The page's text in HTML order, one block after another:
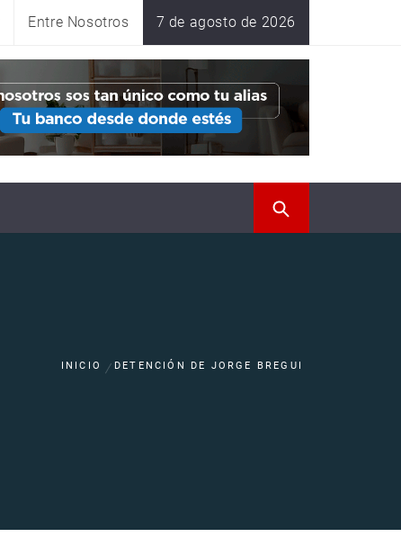
Entre Nosotros 7 de agosto de 2026
INICIO DETENCIÓN DE JORGE BREGUI